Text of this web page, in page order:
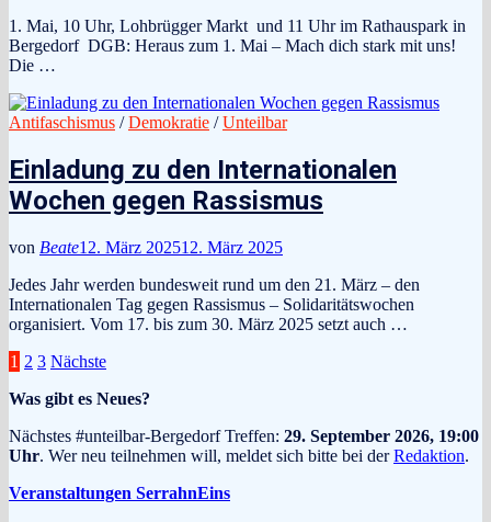
1. Mai, 10 Uhr, Lohbrügger Markt und 11 Uhr im Rathauspark in
Bergedorf DGB: Heraus zum 1. Mai – Mach dich stark mit uns!
Die …
Antifaschismus /Demokratie /Unteilbar
Einladung zu den Internationalen
Wochen gegen Rassismus
von Beate12. März 202512. März 2025
Jedes Jahr werden bundesweit rund um den 21. März – den
Internationalen Tag gegen Rassismus – Solidaritätswochen
organisiert. Vom 17. bis zum 30. März 2025 setzt auch …
Seitennummerierung
der
Beiträge
1 2 3 Nächste
Was gibt es Neues?
Nächstes #unteilbar-Bergedorf Treffen: 29. September 2026, 19:00
Uhr. Wer neu teilnehmen will, meldet sich bitte bei derRedaktion.
Veranstaltungen SerrahnEins